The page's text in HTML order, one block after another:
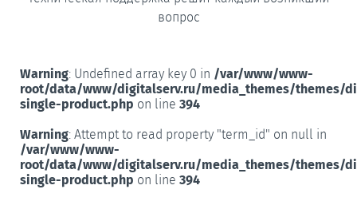
вопрос
Warning: Undefined array key 0 in /var/www/www-
root/data/www/digitalserv.ru/media_themes/themes/
single-product.php on line 394
Warning: Attempt to read property "term_id" on null in
/var/www/www-
root/data/www/digitalserv.ru/media_themes/themes/
single-product.php on line 394